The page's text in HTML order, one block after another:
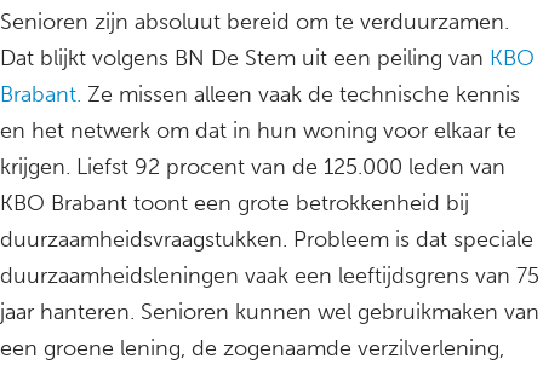
Senioren zijn absoluut bereid om te verduurzamen.
Dat blijkt volgens BN De Stem uit een peiling van KBO
Brabant. Ze missen alleen vaak de technische kennis
en het netwerk om dat in hun woning voor elkaar te
krijgen. Liefst 92 procent van de 125.000 leden van
KBO Brabant toont een grote betrokkenheid bij
duurzaamheidsvraagstukken. Probleem is dat speciale
duurzaamheidsleningen vaak een leeftijdsgrens van 75
jaar hanteren. Senioren kunnen wel gebruikmaken van
een groene lening, de zogenaamde verzilverlening,